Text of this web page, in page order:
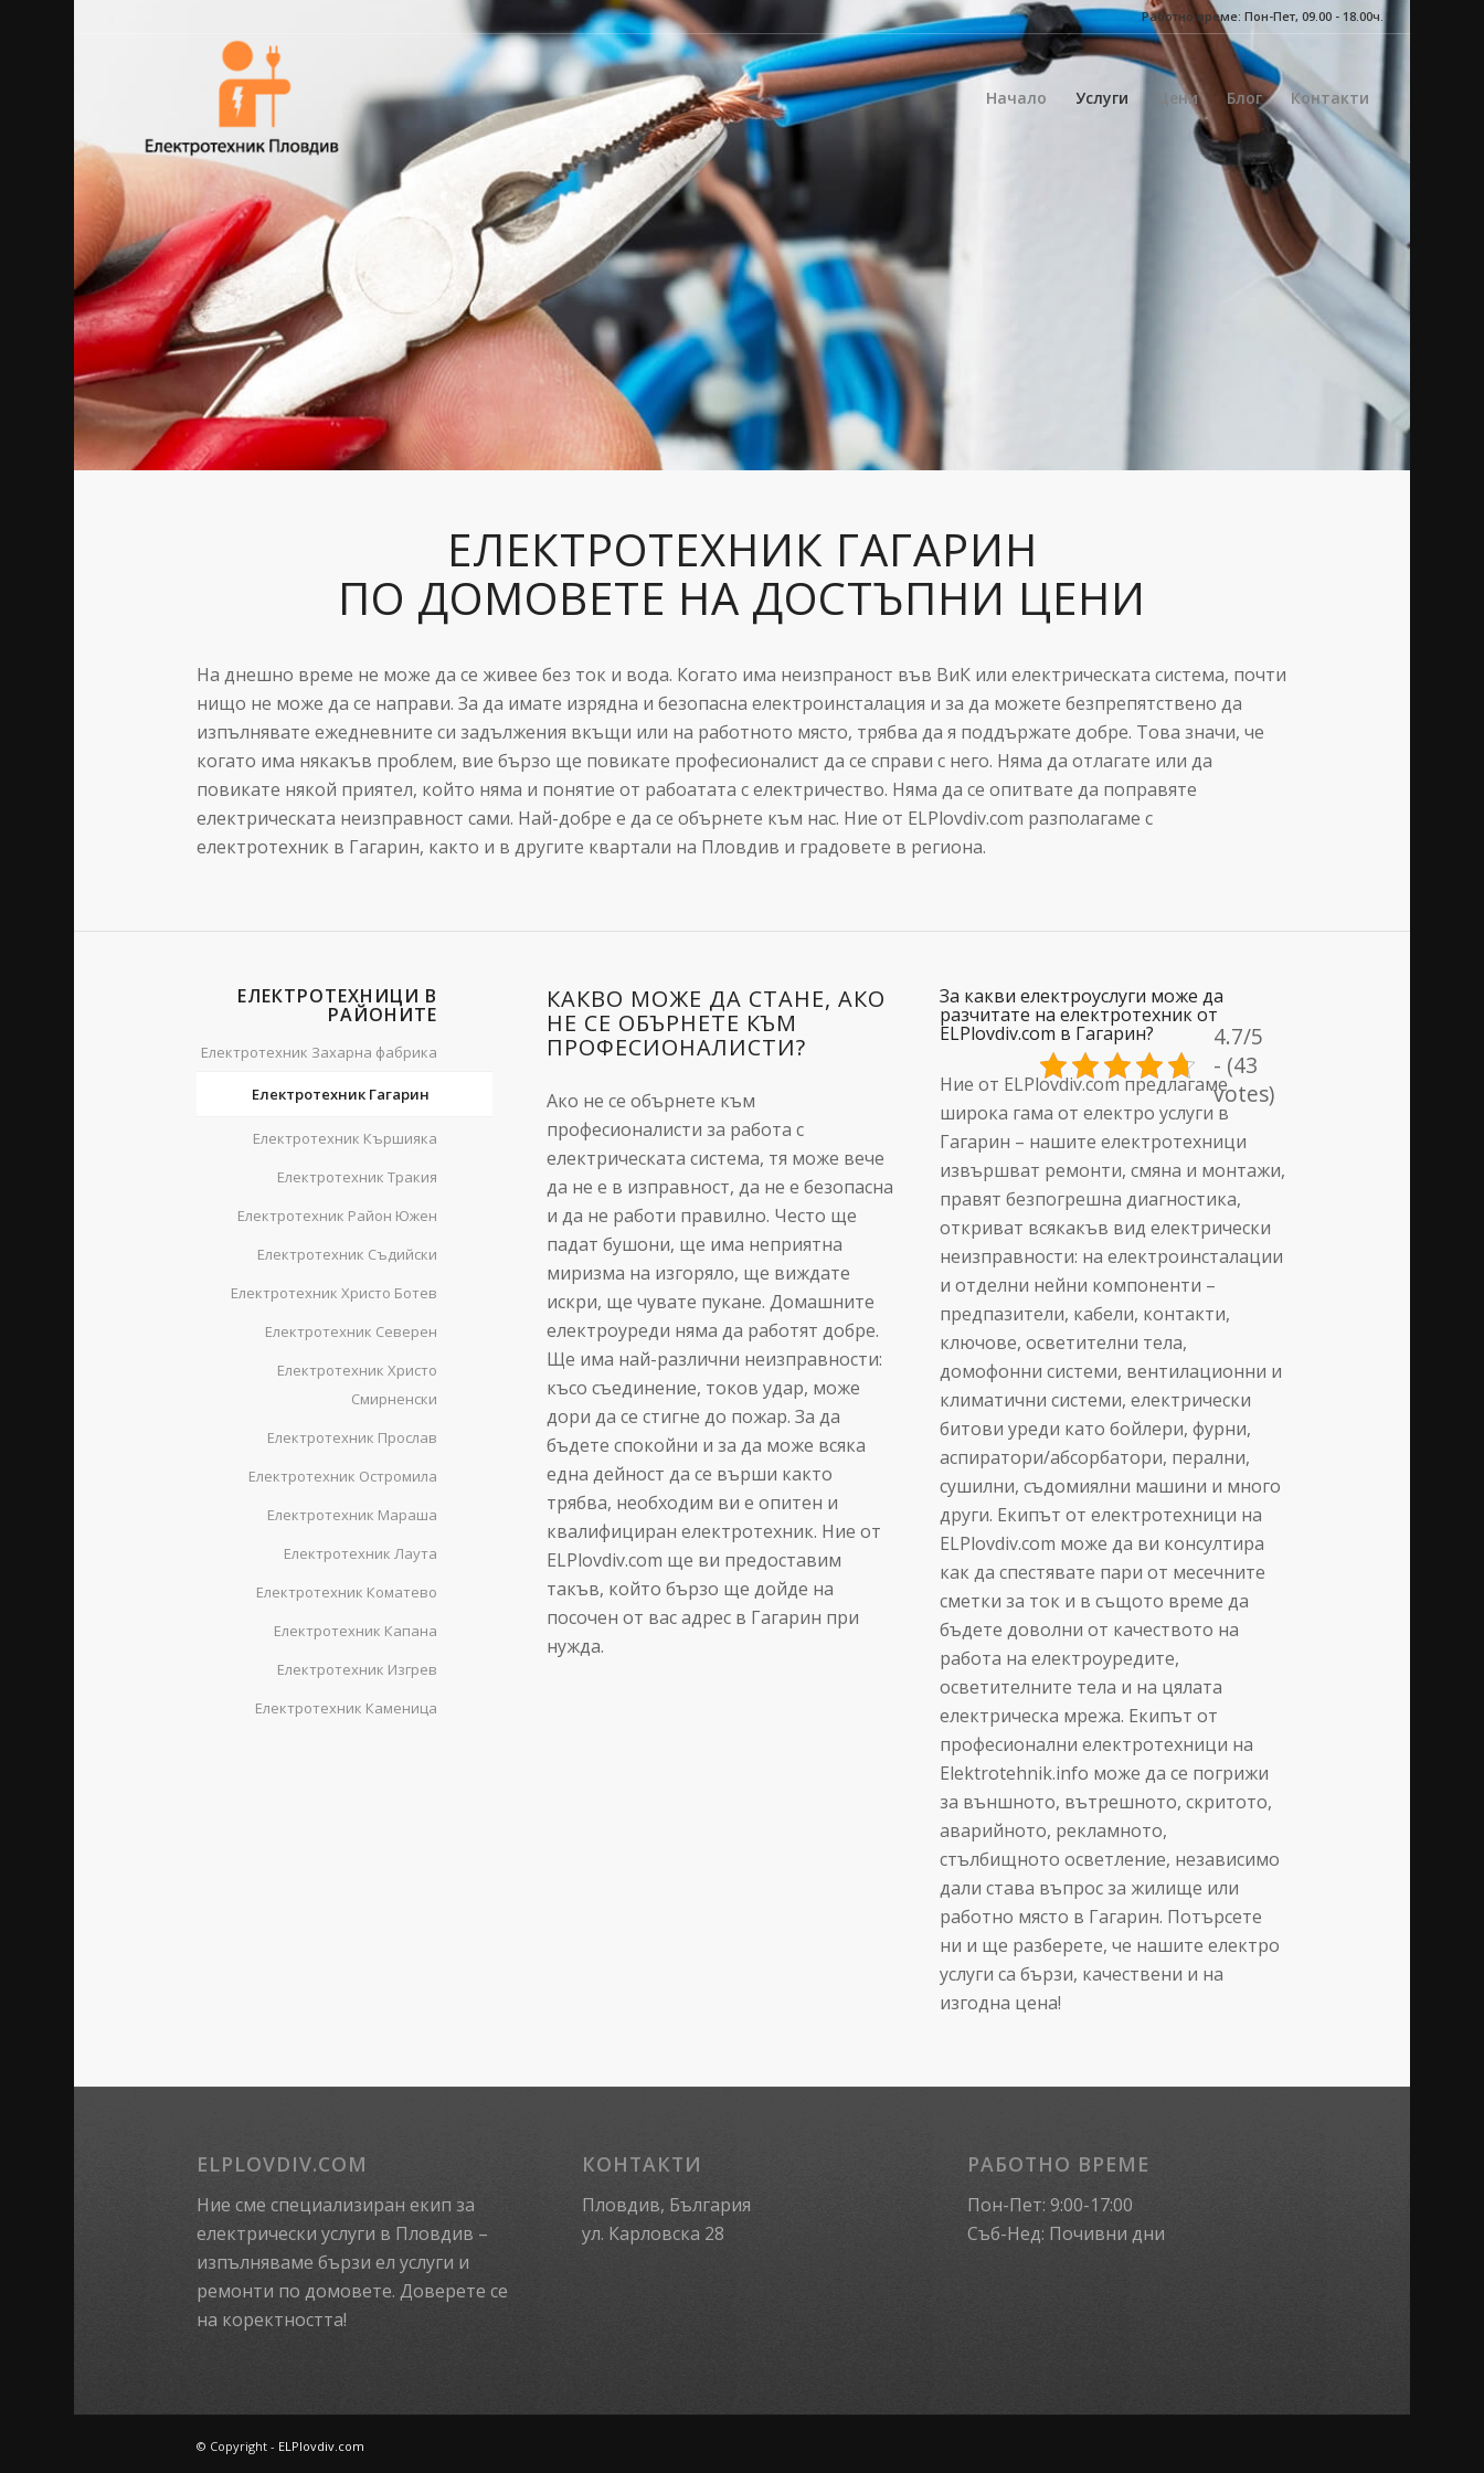
Работно време: Пон-Пет, 09.00 - 18.00ч.
Начало Услуги Цени Блог Контакти
ЕЛЕКТРОТЕХНИК ГАГАРИН
ПО ДОМОВЕТЕ НА ДОСТЪПНИ ЦЕНИ
На днешно време не може да се живее без ток и вода. Когато има неизпраност във ВиК или електрическата система, почти
нищо не може да се направи. За да имате изрядна и безопасна електроинсталация и за да можете безпрепятствено да
изпълнявате ежедневните си задължения вкъщи или на работното място, трябва да я поддържате добре. Това значи, че
когато има някакъв проблем, вие бързо ще повикате професионалист да се справи с него. Няма да отлагате или да
повикате някой приятел, който няма и понятие от рабоатата с електричество. Няма да се опитвате да поправяте
електрическата неизправност сами. Най-добре е да се обърнете към нас. Ние от ELPlovdiv.com разполагаме с
електротехник в Гагарин, както и в другите квартали на Пловдив и градовете в региона.
КАКВО МОЖЕ ДА СТАНЕ, АКО
НЕ СЕ ОБЪРНЕТЕ КЪМ
ПРОФЕСИОНАЛИСТИ?
Ако не се обърнете към
професионалисти за работа с
електрическата система, тя може вече
да не е в изправност, да не е безопасна
и да не работи правилно. Често ще
падат бушони, ще има неприятна
миризма на изгоряло, ще виждате
искри, ще чувате пукане. Домашните
електроуреди няма да работят добре.
Ще има най-различни неизправности:
късо съединение, токов удар, може
дори да се стигне до пожар. За да
бъдете спокойни и за да може всяка
една дейност да се върши както
трябва, необходим ви е опитен и
квалифициран електротехник. Ние от
ELPlovdiv.com ще ви предоставим
такъв, който бързо ще дойде на
посочен от вас адрес в Гагарин при
нужда.
За какви електроуслуги може да
разчитате на електротехник от
ELPlovdiv.com в Гагарин?
Ние от ELPlovdiv.com предлагаме
широка гама от електро услуги в
Гагарин – нашите електротехници
извършват ремонти, смяна и монтажи,
правят безпогрешна диагностика,
откриват всякакъв вид електрически
неизправности: на електроинсталации
и отделни нейни компоненти –
предпазители, кабели, контакти,
ключове, осветителни тела,
домофонни системи, вентилационни и
климатични системи, електрически
битови уреди като бойлери, фурни,
аспиратори/абсорбатори, перални,
сушилни, съдомиялни машини и много
други. Екипът от електротехници на
ELPlovdiv.com може да ви консултира
как да спестявате пари от месечните
сметки за ток и в същото време да
бъдете доволни от качеството на
работа на електроуредите,
осветителните тела и на цялата
електрическа мрежа. Екипът от
професионални електротехници на
Elektrotehnik.info може да се погрижи
за външното, вътрешното, скритото,
аварийното, рекламното,
стълбищното осветление, независимо
дали става въпрос за жилище или
работно място в Гагарин. Потърсете
ни и ще разберете, че нашите електро
услуги са бързи, качествени и на
изгодна цена!
4.7/5
- (43
votes)
ЕЛЕКТРОТЕХНИЦИ В
РАЙОНИТЕ
Електротехник Захарна фабрика
Електротехник Гагарин
Електротехник Кършияка
Електротехник Тракия
Електротехник Район Южен
Електротехник Съдийски
Електротехник Христо Ботев
Електротехник Северен
Електротехник Христо
Смирненски
Електротехник Прослав
Електротехник Остромила
Електротехник Мараша
Електротехник Лаута
Електротехник Коматево
Електротехник Капана
Електротехник Изгрев
Електротехник Каменица
ELPLOVDIV.COM
Ние сме специализиран екип за
електрически услуги в Пловдив –
изпълняваме бързи ел услуги и
ремонти по домовете. Доверете се
на коректността!
КОНТАКТИ
Пловдив, България
ул. Карловска 28
РАБОТНО ВРЕМЕ
Пон-Пет: 9:00-17:00
Съб-Нед: Почивни дни
© Copyright - ELPlovdiv.com